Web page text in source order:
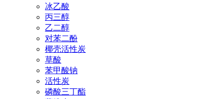
冰乙酸
丙三醇
乙二醇
对苯二酚
椰壳活性炭
草酸
苯甲酸钠
活性炭
磷酸三丁酯